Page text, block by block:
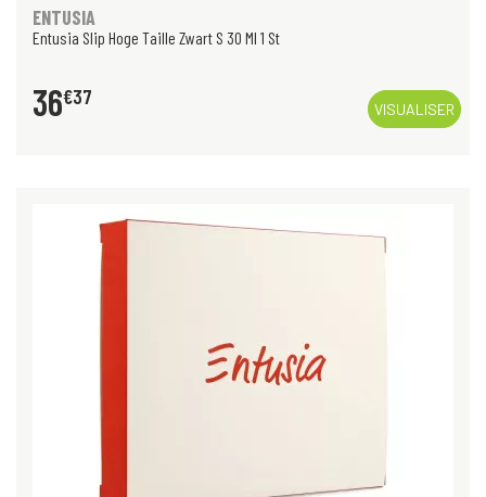
ENTUSIA
Entusia Slip Hoge Taille Zwart S 30 Ml 1 St
36€37
VISUALISER